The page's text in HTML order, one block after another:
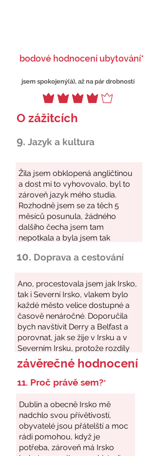
bodové hodnocení ubytování*
jsem spokojený(á), až na pár drobností
O zážitcích
9. Jazyk a kultura
10. Doprava a cestování
závěrečné hodnocení
11. Proč právě sem?*